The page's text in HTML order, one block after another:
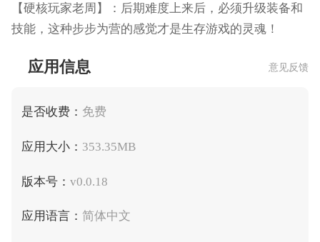
【硬核玩家老周】：后期难度上来后，必须升级装备和
技能，这种步步为营的感觉才是生存游戏的灵魂！
应用信息 意见反馈
是否收费： 免费
应用大小： 353.35MB
版本号： v0.0.18
应用语言： 简体中文